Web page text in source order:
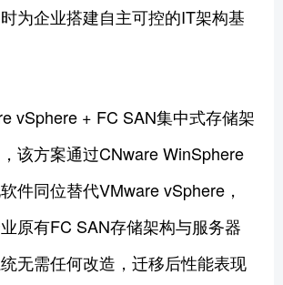
为企业搭建自主可控的IT架构基
vSphere + FC SAN集中式存储架
该方案通过CNware WinSphere
件同位替代VMware vSphere，
原有FC SAN存储架构与服务器
无需任何改造，迁移后性能表现